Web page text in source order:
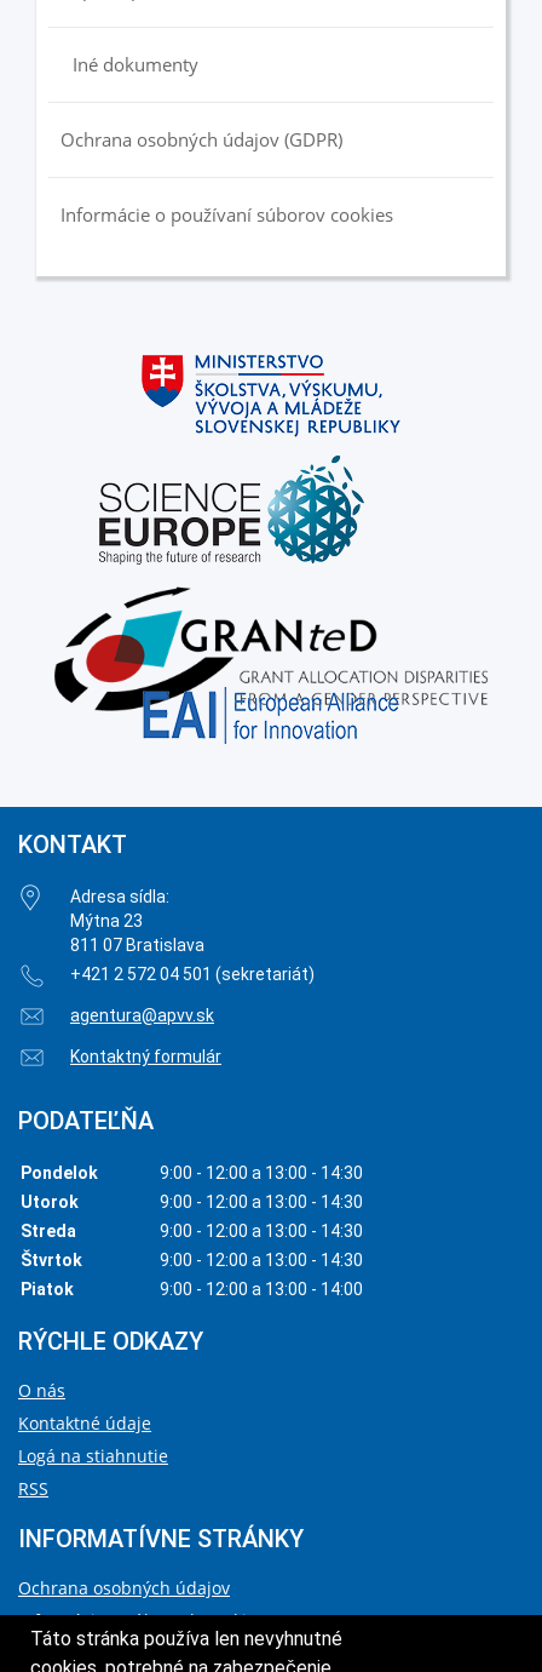
Táto stránka používa len nevyhnutné
Iné dokumenty
Ochrana osobných údajov (GDPR)
Informácie o používaní súborov cookies
KONTAKT
Adresa sídla:
Mýtna 23
811 07 Bratislava
+421 2 572 04 501 (sekretariát)
agentura@apvv.sk
Kontaktný formulár
PODATEĽŇA
Pondelok
9:00 - 12:00 a 13:00 - 14:30
Utorok
9:00 - 12:00 a 13:00 - 14:30
Streda
9:00 - 12:00 a 13:00 - 14:30
Štvrtok
9:00 - 12:00 a 13:00 - 14:30
Piatok
9:00 - 12:00 a 13:00 - 14:00
RÝCHLE ODKAZY
O nás
Kontaktné údaje
Logá na stiahnutie
RSS
INFORMATÍVNE STRÁNKY
Ochrana osobných údajov
Informácie o súboroch cookies
Vyhlásenie o prístupnosti